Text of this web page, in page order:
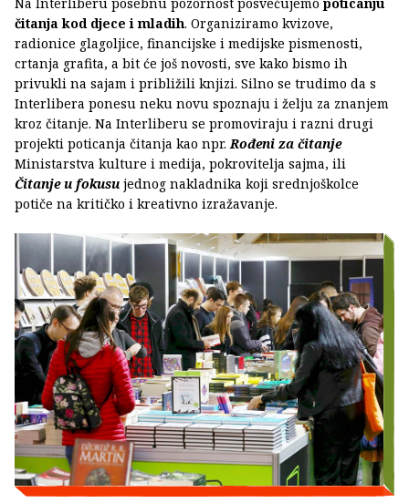
čitanja kod djece i mladih. Organiziramo kvizove,
radionice glagoljice, financijske i medijske pismenosti,
crtanja grafita, a bit će još novosti, sve kako bismo ih
privukli na sajam i približili knjizi. Silno se trudimo da s
Interlibera ponesu neku novu spoznaju i želju za znanjem
kroz čitanje. Na Interliberu se promoviraju i razni drugi
projekti poticanja čitanja kao npr.Rođeni za čitanje
Ministarstva kulture i medija, pokrovitelja sajma, ili
Čitanje u fokusu jednog nakladnika koji srednjoškolce
potiče na kritičko i kreativno izražavanje.